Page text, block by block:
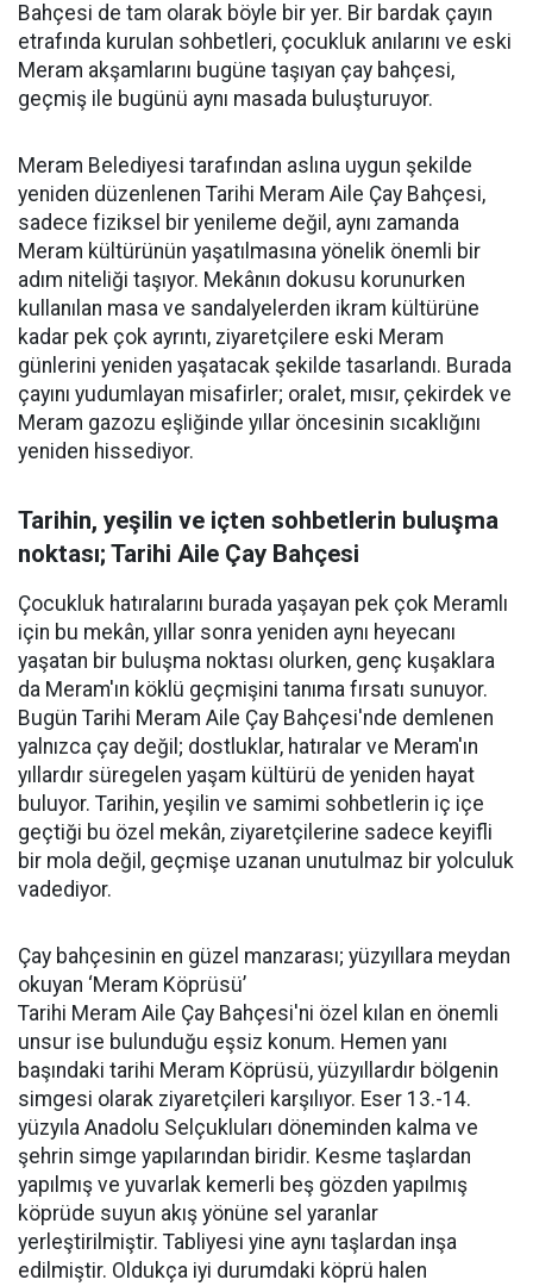
Bahçesi de tam olarak böyle bir yer. Bir bardak çayın
etrafında kurulan sohbetleri, çocukluk anılarını ve eski
Meram akşamlarını bugüne taşıyan çay bahçesi,
geçmiş ile bugünü aynı masada buluşturuyor.
Meram Belediyesi tarafından aslına uygun şekilde
yeniden düzenlenen Tarihi Meram Aile Çay Bahçesi,
sadece fiziksel bir yenileme değil, aynı zamanda
Meram kültürünün yaşatılmasına yönelik önemli bir
adım niteliği taşıyor. Mekânın dokusu korunurken
kullanılan masa ve sandalyelerden ikram kültürüne
kadar pek çok ayrıntı, ziyaretçilere eski Meram
günlerini yeniden yaşatacak şekilde tasarlandı. Burada
çayını yudumlayan misafirler; oralet, mısır, çekirdek ve
Meram gazozu eşliğinde yıllar öncesinin sıcaklığını
yeniden hissediyor.
Tarihin, yeşilin ve içten sohbetlerin buluşma
noktası; Tarihi Aile Çay Bahçesi
Çocukluk hatıralarını burada yaşayan pek çok Meramlı
için bu mekân, yıllar sonra yeniden aynı heyecanı
yaşatan bir buluşma noktası olurken, genç kuşaklara
da Meram'ın köklü geçmişini tanıma fırsatı sunuyor.
Bugün Tarihi Meram Aile Çay Bahçesi'nde demlenen
yalnızca çay değil; dostluklar, hatıralar ve Meram'ın
yıllardır süregelen yaşam kültürü de yeniden hayat
buluyor. Tarihin, yeşilin ve samimi sohbetlerin iç içe
geçtiği bu özel mekân, ziyaretçilerine sadece keyifli
bir mola değil, geçmişe uzanan unutulmaz bir yolculuk
vadediyor.
Çay bahçesinin en güzel manzarası; yüzyıllara meydan
okuyan ‘Meram Köprüsü’
Tarihi Meram Aile Çay Bahçesi'ni özel kılan en önemli
unsur ise bulunduğu eşsiz konum. Hemen yanı
başındaki tarihi Meram Köprüsü, yüzyıllardır bölgenin
simgesi olarak ziyaretçileri karşılıyor. Eser 13.-14.
yüzyıla Anadolu Selçukluları döneminden kalma ve
şehrin simge yapılarından biridir. Kesme taşlardan
yapılmış ve yuvarlak kemerli beş gözden yapılmış
köprüde suyun akış yönüne sel yaranlar
yerleştirilmiştir. Tabliyesi yine aynı taşlardan inşa
edilmiştir. Oldukça iyi durumdaki köprü halen